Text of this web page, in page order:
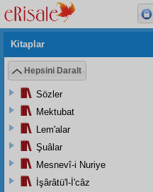
Kitaplar
Hepsini Daralt
Sözler
Mektubat
Lem'alar
Şuâlar
Mesnevî-i Nuriye
İşârâtü'l-İ'câz